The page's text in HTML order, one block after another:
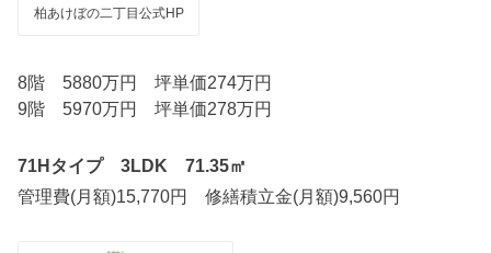
柏あけぼの二丁目公式HP
8階 5880万円 坪単価274万円
9階 5970万円 坪単価278万円
71Hタイプ 3LDK 71.35㎡
管理費(月額)15,770円 修繕積立金(月額)9,560円